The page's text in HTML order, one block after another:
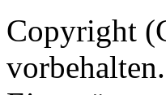
Copyright